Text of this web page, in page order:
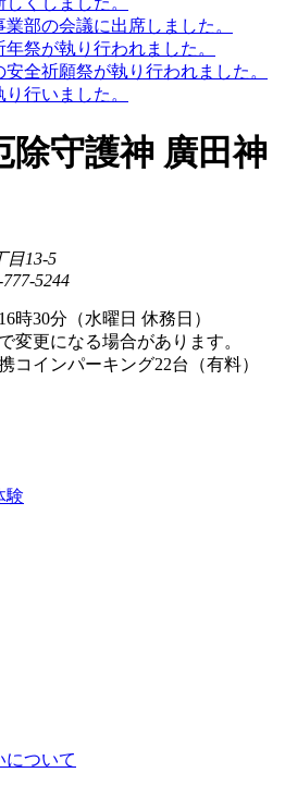
部の会議に出席しました。
祭が執り行われました。
全祈願祭が執り行われました。
行いました。
除守護神 廣田神
目13-5
5244
時30分（水曜日 休務日）
変更になる場合があります。
コインパーキング22台（有料）
験
について